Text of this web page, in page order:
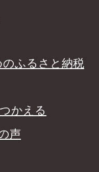
ふるさと納税
かえる
声